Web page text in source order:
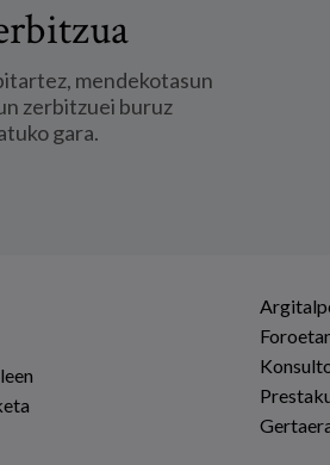
mendekotasun
zerbitzuei buruz
gara.